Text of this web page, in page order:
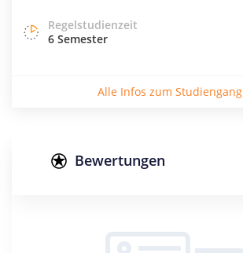
Regelstudienzeit
6 Semester
Alle Infos zum Studiengang
Bewertungen